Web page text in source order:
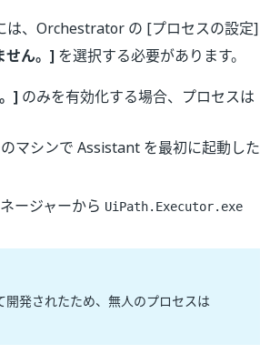
は、Orchestrator の [プロセスの設定]
ん。] を選択する必要があります。
] のみを有効化する場合、プロセスは
マシンで Assistant を最初に起動した
ージャーから UiPath.Executor.exe
発されたため、無人のプロセスは